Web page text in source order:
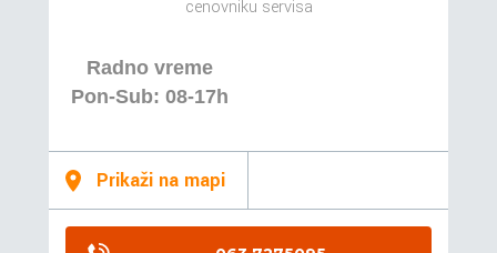
cenovniku servisa
Radno vreme
Pon-Sub: 08-17h
Prikaži na mapi